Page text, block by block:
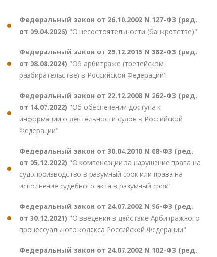
Федеральный закон от 26.10.2002 N 127-ФЗ (ред.
от 09.04.2026) "О несостоятельности (банкротстве)"
Федеральный закон от 29.12.2015 N 382-ФЗ (ред.
от 08.08.2024) "Об арбитраже (третейском
разбирательстве) в Российской Федерации"
Федеральный закон от 22.12.2008 N 262-ФЗ (ред.
от 14.07.2022) "Об обеспечении доступа к
информации о деятельности судов в Российской
Федерации"
Федеральный закон от 30.04.2010 N 68-ФЗ (ред.
от 05.12.2022) "О компенсации за нарушение права на
судопроизводство в разумный срок или права на
исполнение судебного акта в разумный срок"
Федеральный закон от 24.07.2002 N 96-ФЗ (ред.
от 30.12.2021) "О введении в действие Арбитражного
процессуального кодекса Российской Федерации"
Федеральный закон от 24.07.2002 N 102-ФЗ (ред.